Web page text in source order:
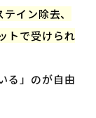
イン除去、
トで受けられ
る」のが自由